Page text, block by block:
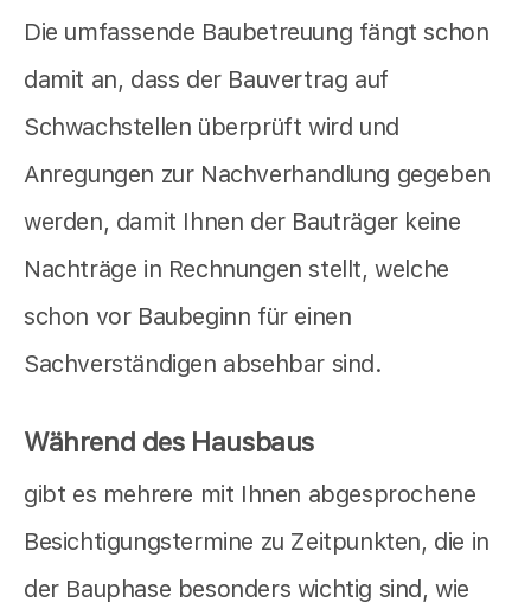
Die umfassende Baubetreuung fängt schon
damit an, dass der Bauvertrag auf
Schwachstellen überprüft wird und
Anregungen zur Nachverhandlung gegeben
werden, damit Ihnen der Bauträger keine
Nachträge in Rechnungen stellt, welche
schon vor Baubeginn für einen
Sachverständigen absehbar sind.
Während des Hausbaus
gibt es mehrere mit Ihnen abgesprochene
Besichtigungstermine zu Zeitpunkten, die in
der Bauphase besonders wichtig sind, wie